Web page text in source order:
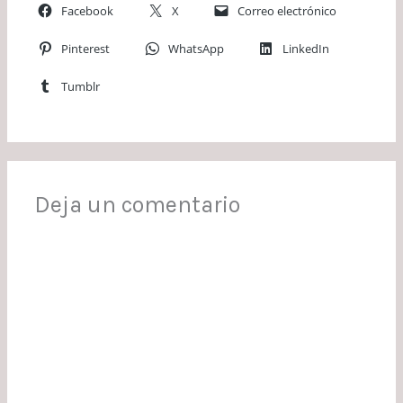
Facebook X Correo electrónico
Pinterest WhatsApp LinkedIn
Tumblr
Deja un comentario